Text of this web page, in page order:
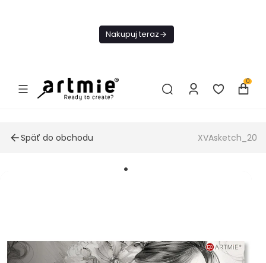
Nakupuj teraz
0
Späť do obchodu XVAsketch_20